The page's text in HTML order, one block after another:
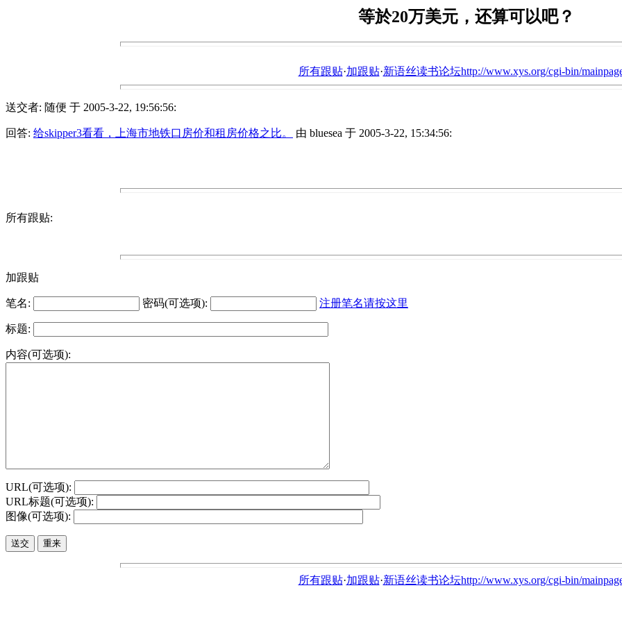
等於20万美元，还算可以吧？
所有跟贴·加跟贴·新语丝读书论坛http://www.xys.org/cgi-bin/
送交者: 随便 于 2005-3-22, 19:56:56:
回答: 给skipper3看看，上海市地铁口房价和租房价格之比。 由 bluesea 于 2005-3-22, 15:34:56:
所有跟贴:
加跟贴
笔名: 密码(可选项): 注册笔名请按这里
标题:
内容(可选项):
URL(可选项):
URL标题(可选项):
图像(可选项):
所有跟贴·加跟贴·新语丝读书论坛http://www.xys.org/cgi-bin/